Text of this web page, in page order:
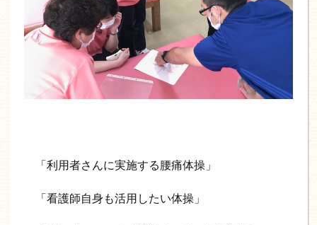
「利用者さんに実施する腰痛体操」
「看護師自身も活用したい体操」